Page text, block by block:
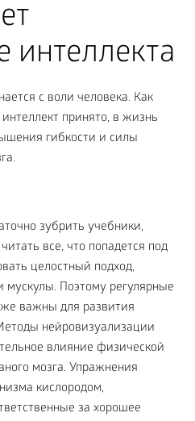
с воли человека. Как
принято, в жизнь
гибкости и силы
зубрить учебники,
все, что попадется под
целостный подход,
Поэтому регулярные
важны для развития
нейровизуализации
влияние физической
мозга. Упражнения
кислородом,
за хорошее